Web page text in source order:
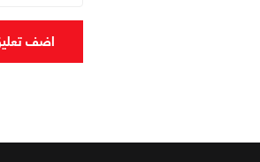
اضف